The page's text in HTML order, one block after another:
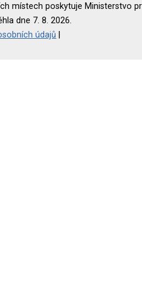
místech poskytuje Ministerstvo
dne 7. 8. 2026.
údajů